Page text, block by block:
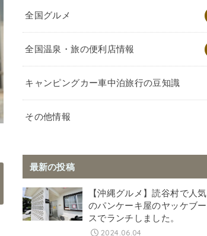
全国グルメ
全国温泉・旅の便利店情報
キャンピングカー車中泊旅行の豆知識
その他情報
最新の投稿
【沖縄グルメ】読谷村で人気
のパンケーキ屋のヤッケブー
スでランチしました。
2024.06.04